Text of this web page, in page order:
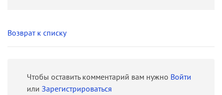
Возврат к списку
Чтобы оставить комментарий вам нужно Войти
или Зарегистрироваться